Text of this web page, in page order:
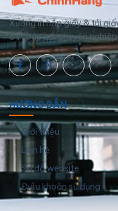
Xưởng in hộp giấy & túi
UV, dập nổi chuyên nghiệp.
HƯỚNG DẪN
Giới thiệu
Liên hệ
Sơ đồ website
Điều khoản sử dụng